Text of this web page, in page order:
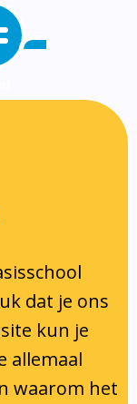
leerlingen
dat je ons
kun je
allemaal
waarom het